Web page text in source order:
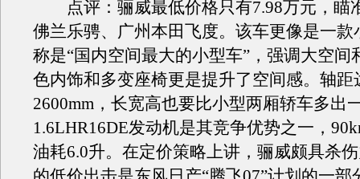
点评：骊威最低价格只有7.98万元，瞄
佛兰乐骋、广州本田飞度。该车更像是一款
称是“国内空间最大的小型车”，强调大空间
色内饰和多变座椅更是提升了空间感。轴距
2600mm，长宽高也要比小型两厢轿车多出
1.6LHR16DE发动机是其竞争优势之一，
油耗6.0升。在定价策略上讲，骊威颇具杀